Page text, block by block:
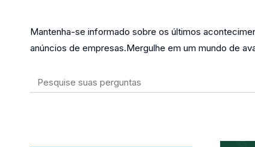
Mantenha-se informado sobre os últimos
anúncios de empresas.Mergulhe em um mundo de